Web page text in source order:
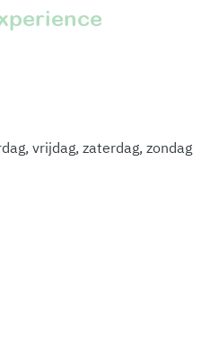
vrijdag, zaterdag, zondag